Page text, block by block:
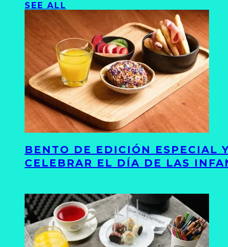
SEE ALL
BENTO DE EDICIÓN ESPECIAL
CELEBRAR EL DÍA DE LAS